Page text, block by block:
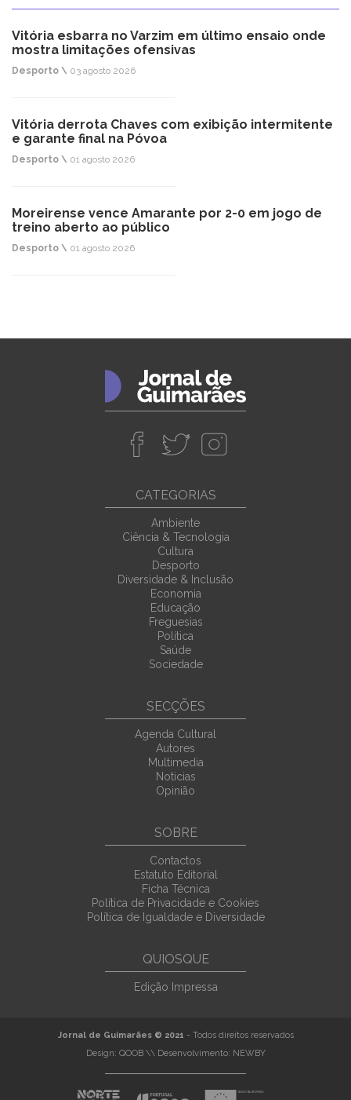
Vitória esbarra no Varzim em último ensaio onde
mostra limitações ofensivas
Desporto \ 03 agosto 2026
Vitória derrota Chaves com exibição intermitente
e garante final na Póvoa
Desporto \ 01 agosto 2026
Moreirense vence Amarante por 2-0 em jogo de
treino aberto ao público
Desporto \ 01 agosto 2026
CATEGORIAS
Ambiente
Ciência & Tecnologia
Cultura
Desporto
Diversidade & Inclusão
Economia
Educação
Freguesias
Política
Saúde
Sociedade
SECÇÕES
Agenda Cultural
Autores
Multimedia
Noticias
Opinião
SOBRE
Contactos
Estatuto Editorial
Ficha Técnica
Política de Privacidade e Cookies
Política de Igualdade e Diversidade
QUIOSQUE
Edição Impressa
Jornal de Guimarães © 2021 - Todos direitos reservados
Design: QOOB\\ Desenvolvimento: NEWBY